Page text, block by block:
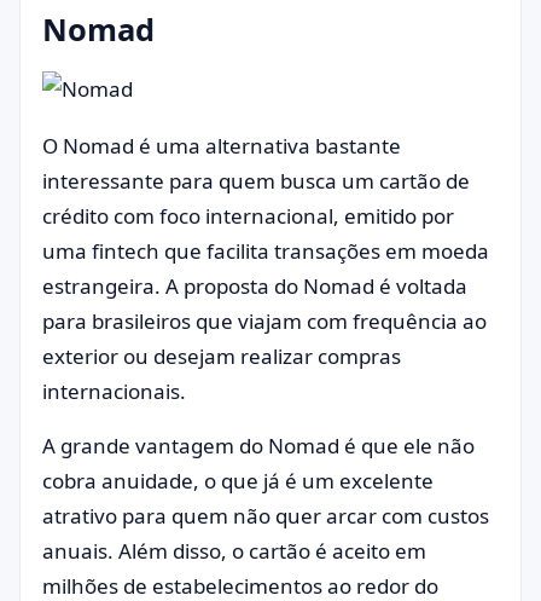
Nomad
O Nomad é uma alternativa bastante
interessante para quem busca um cartão de
crédito com foco internacional, emitido por
uma fintech que facilita transações em moeda
estrangeira. A proposta do Nomad é voltada
para brasileiros que viajam com frequência ao
exterior ou desejam realizar compras
internacionais.
A grande vantagem do Nomad é que ele não
cobra anuidade, o que já é um excelente
atrativo para quem não quer arcar com custos
anuais. Além disso, o cartão é aceito em
milhões de estabelecimentos ao redor do